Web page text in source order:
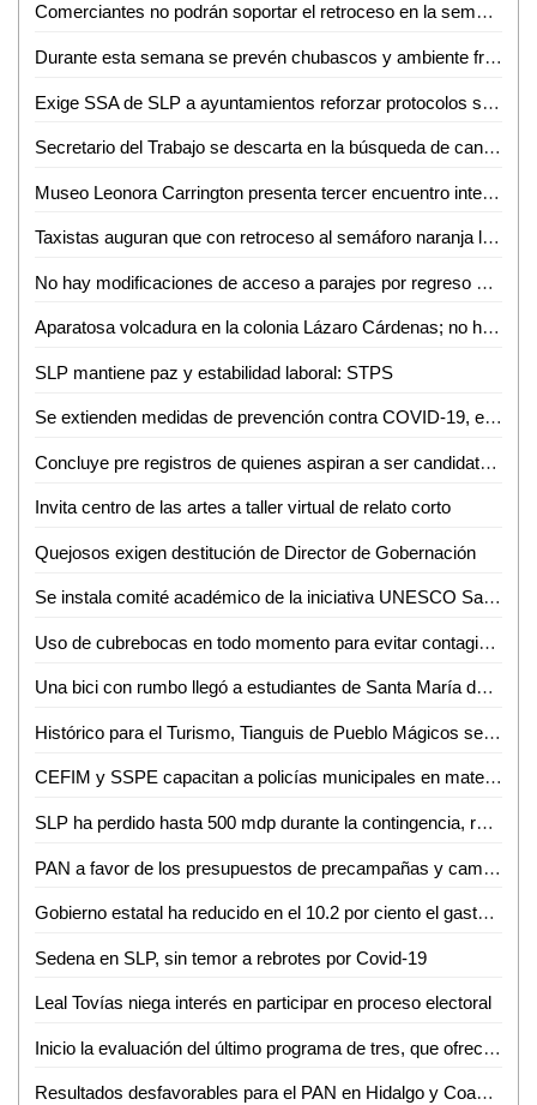
Comerciantes no podrán soportar el retroceso en la semaforización epidemiológica: IP
Durante esta semana se prevén chubascos y ambiente frío por la mañana en regiones de San Luis Potosí
Exige SSA de SLP a ayuntamientos reforzar protocolos sanitarios para cortar cadena de contagios de COVID-19
Secretario del Trabajo se descarta en la búsqueda de candidatura
Museo Leonora Carrington presenta tercer encuentro internacional de estudios surrealistas
Taxistas auguran que con retroceso al semáforo naranja les irá peor
No hay modificaciones de acceso a parajes por regreso al semáforo naranja
Aparatosa volcadura en la colonia Lázaro Cárdenas; no hubo heridos
SLP mantiene paz y estabilidad laboral: STPS
Se extienden medidas de prevención contra COVID-19, en el centro histórico
Concluye pre registros de quienes aspiran a ser candidatos independientes
Invita centro de las artes a taller virtual de relato corto
Quejosos exigen destitución de Director de Gobernación
Se instala comité académico de la iniciativa UNESCO San Luis
Uso de cubrebocas en todo momento para evitar contagio: Mónica Rangel
Una bici con rumbo llegó a estudiantes de Santa María del Río y Villa de Reyes
Histórico para el Turismo, Tianguis de Pueblo Mágicos será virtual por pandemia
CEFIM y SSPE capacitan a policías municipales en materia de derechos humanos
SLP ha perdido hasta 500 mdp durante la contingencia, revela Finanzas
PAN a favor de los presupuestos de precampañas y campañas en SLP
Gobierno estatal ha reducido en el 10.2 por ciento el gasto de operación a precios reales: Daniel Pedroza
Sedena en SLP, sin temor a rebrotes por Covid-19
Leal Tovías niega interés en participar en proceso electoral
Inicio la evaluación del último programa de tres, que ofrece la Coordinación Académica Región Altiplano Oeste (CARAO) de la UASLP
Resultados desfavorables para el PAN en Hidalgo y Coahuila, repercutirían en SLP